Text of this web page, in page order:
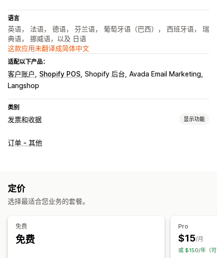
语言
英语， 法语， 德语， 芬兰语， 葡萄牙语（巴西）， 西班牙语， 瑞
典语， 挪威语，以及 日语
这款应用未翻译成简体中文
适配以下产品：
客户账户 Shopify POS Shopify 后台 Avada Email Marketing
Langshop
类别
发票和收据 显示功能
文件类型
自定义
颜色和字体
品牌营销 字段
文件管理
批量下载
打印和导出
报告
订单 - 其他
定价
选择最适合您业务的套餐。
免费
免费
Pro
$15/月
或 $150/年（可